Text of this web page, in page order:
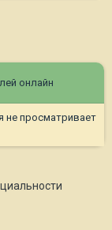
онлайн
не просматривает